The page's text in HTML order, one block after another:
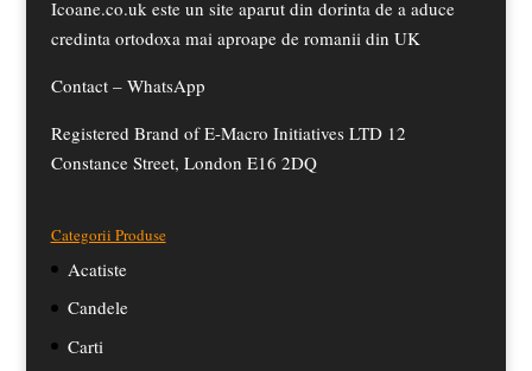
Icoane.co.uk este un site aparut din dorinta de a aduce
credinta ortodoxa mai aproape de romanii din UK
Contact – WhatsApp
Registered Brand of E-Macro Initiatives LTD 12
Constance Street, London E16 2DQ
Categorii Produse
Acatiste
Candele
Carti